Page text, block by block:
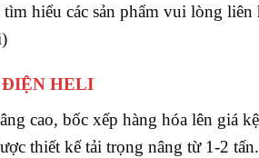
hiểu các sản phẩm vui lòng
ĐIỆN HELI
cao, bốc xếp hàng hóa lên giá
thiết kế tải trọng nâng từ 1-2